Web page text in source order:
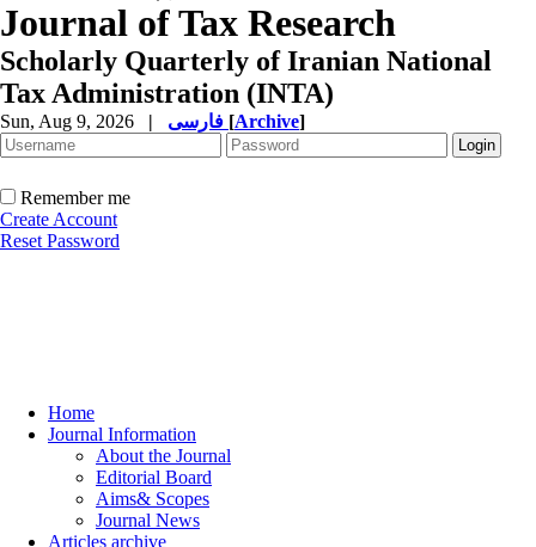
Journal of Tax Research
Scholarly Quarterly of Iranian National
Tax Administration (INTA)
Sun, Aug 9, 2026 | [Archive]
Remember me
Create Account
Reset Password
Home
Journal Information
About the Journal
Editorial Board
Aims& Scopes
Journal News
Articles archive